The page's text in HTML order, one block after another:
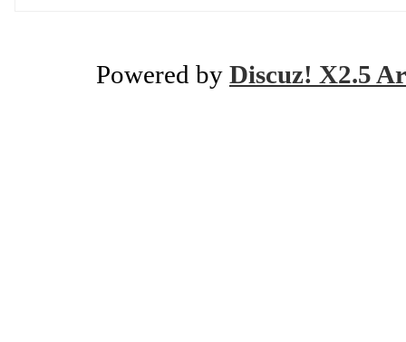
Powered by Discuz! X2.5